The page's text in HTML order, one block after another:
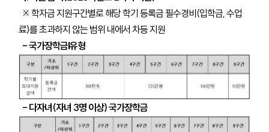
※학자금 지원구간별로 해당 학기 등록금 필수경비(입학금, 수업
료)를 초과하지 않는 범위 내에서 차등 지원
- 국가장학금Ⅰ유형
- 다자녀(자녀 3명 이상) 국가장학금